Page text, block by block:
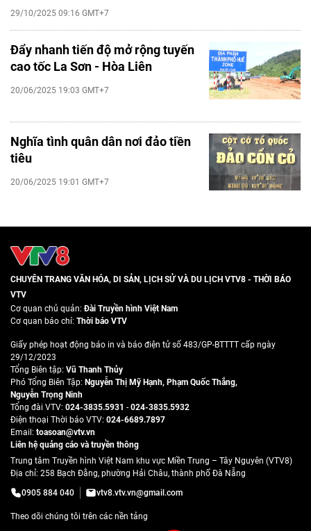
29/10/2025 09:16 GMT+7
Đẩy nhanh tiến độ mở rộng tuyến
cao tốc La Sơn - Hòa Liên
20/06/2025 19:03 GMT+7
Nghĩa tình quân dân nơi đảo tiền
tiêu
20/06/2025 19:01 GMT+7
CHUYÊN TRANG VĂN HÓA, DI SẢN, LỊCH SỬ VÀ DU LỊCH VTV8 - THỜI BÁO
VTV
Cơ quan chủ quản:Đài Truyền hình Việt Nam
Cơ quan báo chí: Thời báo VTV
Giấy phép hoạt động báo in và báo điện tử số 483/GP-BTTTT cấp ngày
29/12/2023
Tổng Biên tập: Vũ Thanh Thủy
Phó Tổng Biên Tập: Nguyễn Thị Mỹ Hạnh, Phạm Quốc Thắng,
Nguyễn Trọng Ninh
Tổng đài VTV: 024-3835.5931 - 024-3835.5932
Ðiện thoại Thời báo VTV: 024-6689.7897
Email: toasoan@vtv.vn
Liên hệ quảng cáo và truyền thông
Trung tâm Truyền hình Việt Nam khu vực Miền Trung – Tây Nguyên (VTV8)
Địa chỉ: 258 Bạch Đằng, phường Hải Châu, thành phố Đà Nẵng
0905 884 040
vtv8.vtv.vn@gmail.com
Theo dõi chúng tôi trên các nền tảng